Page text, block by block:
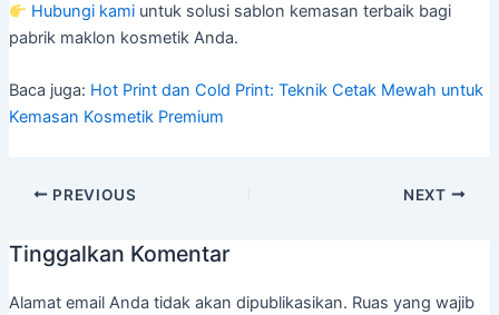
Hubungi kami untuk solusi sablon kemasan terbaik bagi
pabrik maklon kosmetik Anda.
Baca juga: Hot Print dan Cold Print: Teknik Cetak Mewah untuk
Kemasan Kosmetik Premium
PREVIOUS NEXT
Tinggalkan Komentar
Alamat email Anda tidak akan dipublikasikan. Ruas yang wajib